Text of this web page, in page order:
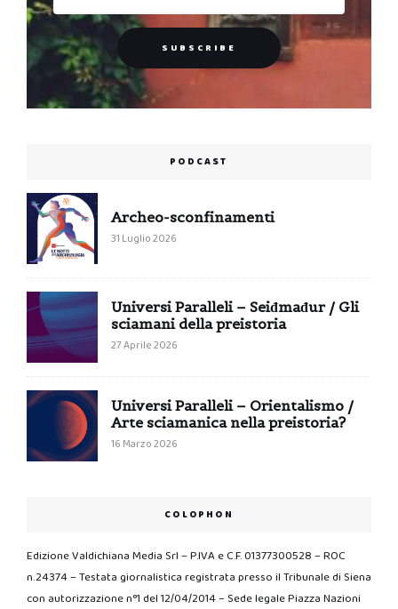
PODCAST
Archeo-sconfinamenti
31 Luglio 2026
Universi Paralleli – Seiđmađur / Gli
sciamani della preistoria
27 Aprile 2026
Universi Paralleli – Orientalismo /
Arte sciamanica nella preistoria?
16 Marzo 2026
COLOPHON
Edizione Valdichiana Media Srl – P.IVA e C.F. 01377300528 – ROC
n.24374 – Testata giornalistica registrata presso il Tribunale di Siena
con autorizzazione n°1 del 12/04/2014 – Sede legale Piazza Nazioni